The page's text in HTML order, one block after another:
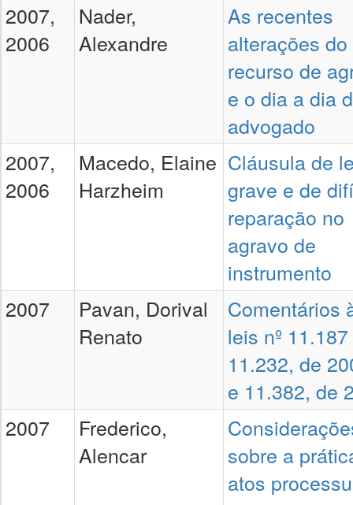
2007,
2006
Nader,
Alexandre
As recentes
alterações do
recurso de
e o dia a dia
advogado
2007,
2006
Macedo, Elaine
Harzheim
Cláusula de
grave e de
reparação no
agravo de
instrumento
2007
Pavan, Dorival
Renato
Comentários
leis nº
11.232, de
e 11.382, de
2007
Frederico,
Alencar
sobre a
atos